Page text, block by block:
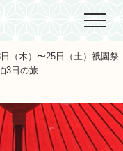
Menu
（木）〜25日（土）祇園祭
3日の旅